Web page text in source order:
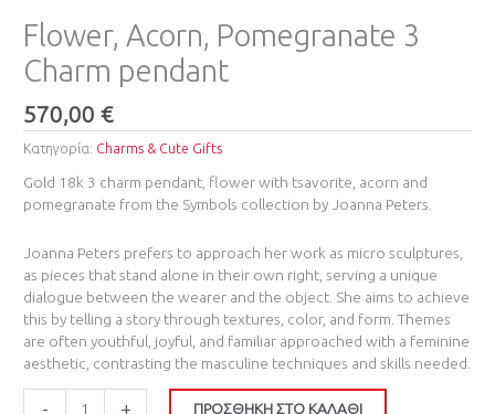
Flower, Acorn, Pomegranate 3
Charm pendant
570,00€
Κατηγορία: Charms & Cute Gifts
Gold 18k 3 charm pendant, flower with tsavorite, acorn and
pomegranate from the Symbols collection by Joanna Peters.
Joanna Peters prefers to approach her work as micro sculptures,
as pieces that stand alone in their own right, serving a unique
dialogue between the wearer and the object. She aims to achieve
this by telling a story through textures, color, and form. Themes
are often youthful, joyful, and familiar approached with a feminine
aesthetic, contrasting the masculine techniques and skills needed.
- + ΠΡΟΣΘΉΚΗ ΣΤΟ ΚΑΛΆΘΙ